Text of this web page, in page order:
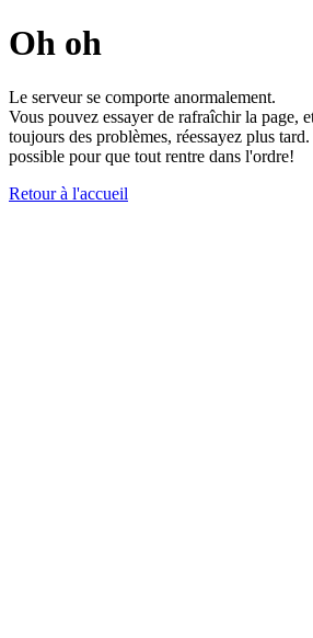
Oh oh
Le serveur se comporte anormalement.
Vous pouvez essayer de rafraîchir la page,
toujours des problèmes, réessayez plus
possible pour que tout rentre dans l'ordre!
Retour à l'accueil